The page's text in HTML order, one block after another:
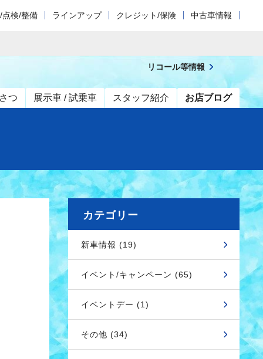
点検/整備 ラインアップ クレジット/保険 中古車情報
つ 展示車 / 試乗車 スタッフ紹介 お店ブログ
リコール等情報
カテゴリー
新車情報 (19)
イベント/キャンペーン (65)
イベントデー (1)
その他 (34)